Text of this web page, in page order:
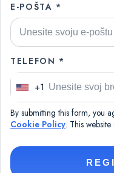
E-POŠTA *
TELEFON *
U
n
i
+1
By submitting this form, you
Cookie Policy. This